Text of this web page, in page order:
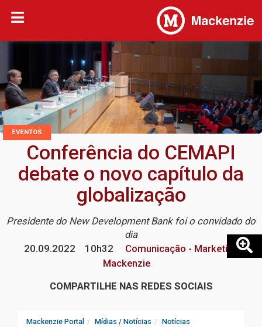
EVENTOS
Conferência do CEMAPI
debate o novo capítulo da
globalização
Presidente do New Development Bank foi o convidado do
dia
20.09.2022
10h32
Comunicação - Marketing
Mackenzie
COMPARTILHE NAS REDES SOCIAIS
Mackenzie Portal Mídias / Notícias
Notícias